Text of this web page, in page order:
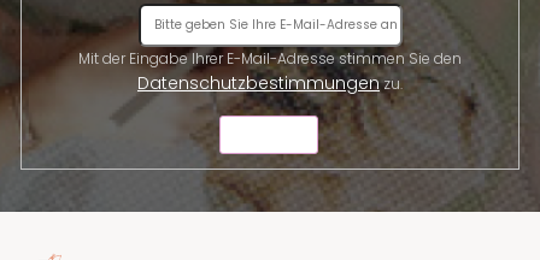
Datenschutzbestimmungenzu.